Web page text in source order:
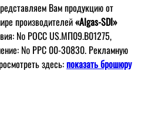
Вам продукцию от
производителей«Algas-SDI»
№ РОСС US.МП09.В01275,
№ РРС 00-30830. Рекламную
здесь:показать брошюру